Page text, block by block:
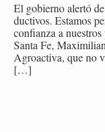
El go­bierno aler­tó
duc­ti­vos. Es­ta­mos
con­fian­za a
Santa Fe,
Agroac­ti­va, que no
[…]